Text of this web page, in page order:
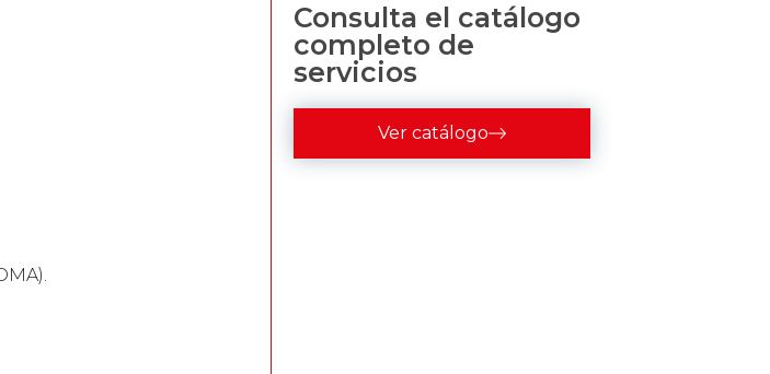
Consulta el catálogo
completo de
servicios
Ver catálogo